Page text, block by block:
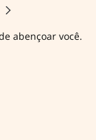
abençoar você.